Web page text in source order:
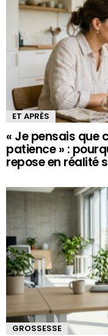
ET APRÈS
« Je pensais que
patience » :
repose en réalité
GROSSESSE